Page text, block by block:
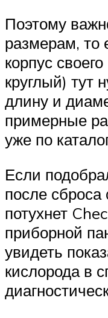
Поэтому
размерам, то
корпус
круглый) тут
длину и
примерные
уже по
Если
после
потухнет
приборной
увидеть
кислорода в